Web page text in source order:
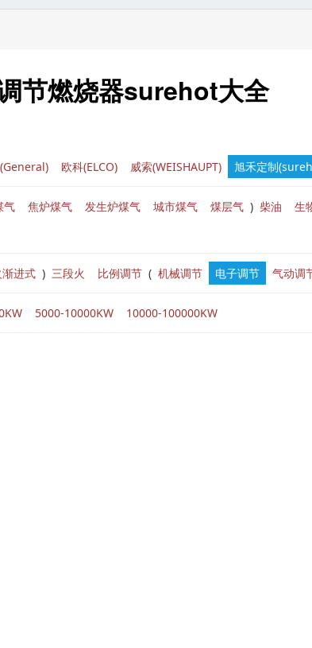
节燃烧器surehot大全
欧科(ELCO) 威索(WEISHAUPT) 旭禾定制
气 焦炉煤气 发生炉煤气 城市煤气 煤层气 ) 柴油 生
进式 ) 三段火 比例调节 ( 机械调节 电子调节 气动调
5000-10000KW 10000-100000KW